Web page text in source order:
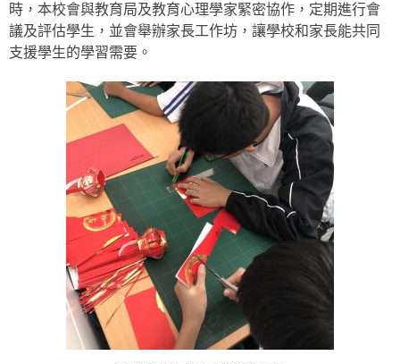
時，本校會與教育局及教育心理學家緊密協作，定期進行會
議及評估學生，並會舉辦家長工作坊，讓學校和家長能共同
支援學生的學習需要。